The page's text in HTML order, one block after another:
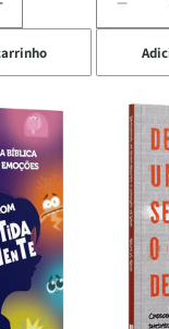
Quarto
a
de
Café
com
da
Bíblia